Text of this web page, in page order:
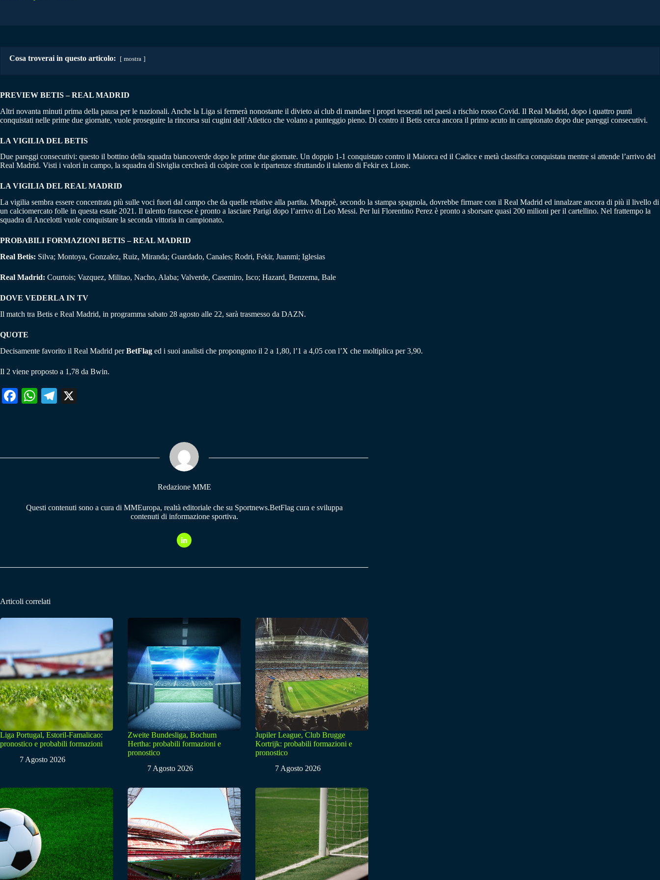
Cosa troverai in questo articolo: mostra
PREVIEW BETIS – REAL MADRID
Altri novanta minuti prima della pausa per le nazionali. Anche la Liga si fermerà nonostante il divieto ai club di mandare i propri tesserati nei paesi a rischio rosso Covid. Il Real Madrid, dopo i quattro punti
conquistati nelle prime due giornate, vuole proseguire la rincorsa sui cugini dell’Atletico che volano a punteggio pieno. Di contro il Betis cerca ancora il primo acuto in campionato dopo due pareggi consecutivi.
LA VIGILIA DEL BETIS
Due pareggi consecutivi: questo il bottino della squadra biancoverde dopo le prime due giornate. Un doppio 1-1 conquistato contro il Maiorca ed il Cadice e metà classifica conquistata mentre si attende l’arrivo del
Real Madrid. Visti i valori in campo, la squadra di Siviglia cercherà di colpire con le ripartenze sfruttando il talento di Fekir ex Lione.
LA VIGILIA DEL REAL MADRID
La vigilia sembra essere concentrata più sulle voci fuori dal campo che da quelle relative alla partita. Mbappè, secondo la stampa spagnola, dovrebbe firmare con il Real Madrid ed innalzare ancora di più il livello di
un calciomercato folle in questa estate 2021. Il talento francese è pronto a lasciare Parigi dopo l’arrivo di Leo Messi. Per lui Florentino Perez è pronto a sborsare quasi 200 milioni per il cartellino. Nel frattempo la
squadra di Ancelotti vuole conquistare la seconda vittoria in campionato.
PROBABILI FORMAZIONI BETIS – REAL MADRID
Real Betis: Silva; Montoya, Gonzalez, Ruiz, Miranda; Guardado, Canales; Rodri, Fekir, Juanmi; Iglesias
Real Madrid: Courtois; Vazquez, Militao, Nacho, Alaba; Valverde, Casemiro, Isco; Hazard, Benzema, Bale
DOVE VEDERLA IN TV
Il match tra Betis e Real Madrid, in programma sabato 28 agosto alle 22, sarà trasmesso da DAZN.
QUOTE
Decisamente favorito il Real Madrid perBetFlag ed i suoi analisti che propongono il 2 a 1,80, l’1 a 4,05 con l’X che moltiplica per 3,90.
Il 2 viene proposto a 1,78 da Bwin.
Fa W
pp
Te
m
Redazione MME
Questi contenuti sono a cura di MMEuropa, realtà editoriale che su Sportnews.BetFlag cura e sviluppa
contenuti di informazione sportiva.
Articoli correlati
Liga Portugal, Estoril-Famalicao:
pronostico e probabili formazioni
7 Agosto 2026
Zweite Bundesliga, Bochum
Hertha: probabili formazioni e
pronostico
7 Agosto 2026
Jupiler League, Club Brugge
Kortrijk: probabili formazioni e
pronostico
7 Agosto 2026